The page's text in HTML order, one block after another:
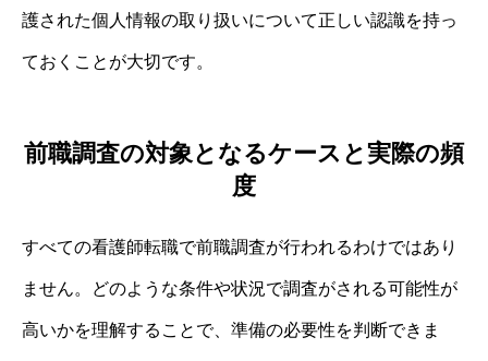
護された個人情報の取り扱いについて正しい認識を持っ
ておくことが大切です。
前職調査の対象となるケースと実際の頻
度
すべての看護師転職で前職調査が行われるわけではあり
ません。どのような条件や状況で調査がされる可能性が
高いかを理解することで、準備の必要性を判断できま